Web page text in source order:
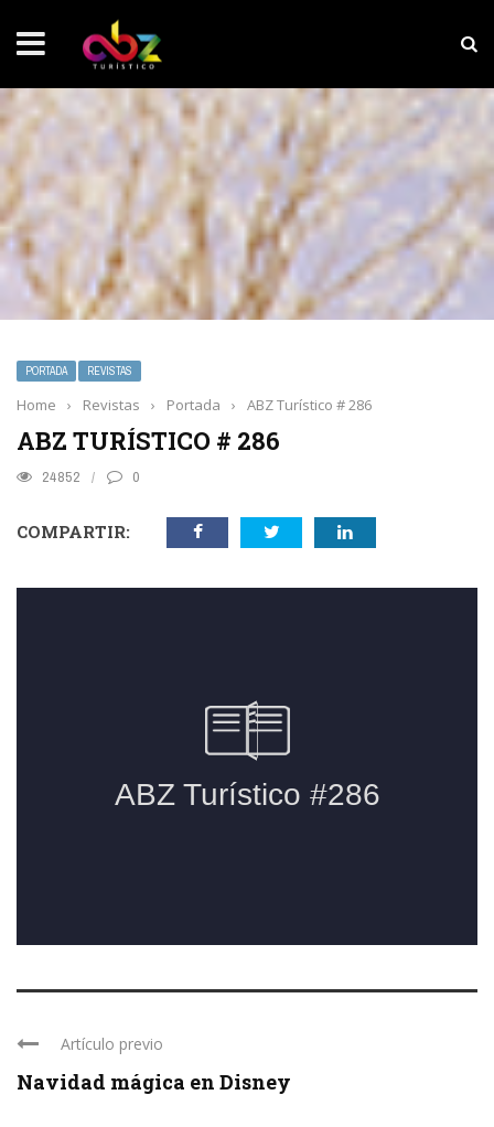
NOTICIAS SOBRESALIENTES
PORTADA REVISTAS
Home › Revistas › Portada › ABZ Turístico # 286
ABZ TURÍSTICO # 286
24852 0
COMPARTIR:
Artículo previo
Navidad mágica en Disney